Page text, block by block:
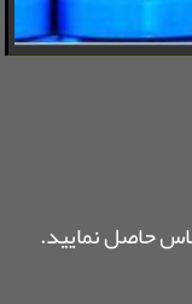
حاصل نمایید.